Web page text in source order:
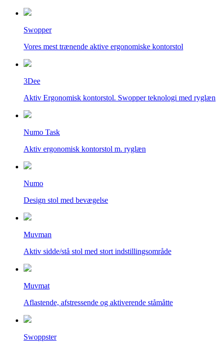
Swopper
Vores mest trænende aktive ergonomiske kontorstol
3Dee
Aktiv Ergonomisk kontorstol. Swopper teknologi med ryglæn
Numo Task
Aktiv ergonomisk kontorstol m. ryglæn
Numo
Design stol med bevægelse
Muvman
Aktiv sidde/stå stol med stort indstillingsområde
Muvmat
Aflastende, afstressende og aktiverende ståmåtte
Swoppster